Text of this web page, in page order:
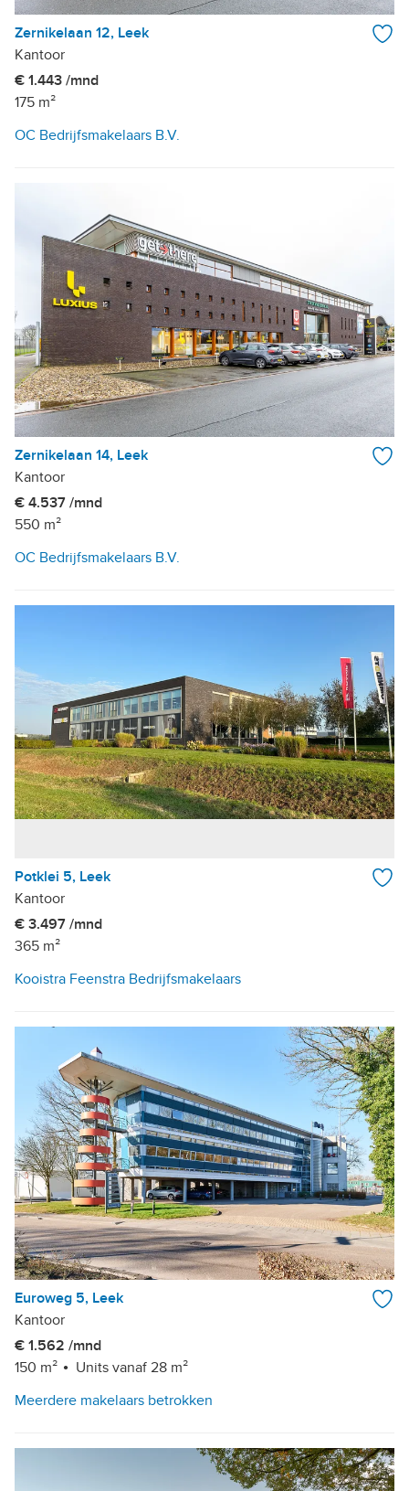
Zernikelaan 12, Leek
Kantoor
€ 1.443 /mnd
175 m²
OC Bedrijfsmakelaars B.V.
Zernikelaan 14, Leek
Kantoor
€ 4.537 /mnd
550 m²
OC Bedrijfsmakelaars B.V.
Potklei 5, Leek
Kantoor
€ 3.497 /mnd
365 m²
Kooistra Feenstra Bedrijfsmakelaars
Euroweg 5, Leek
Kantoor
€ 1.562 /mnd
150 m²
Units vanaf 28 m²
Meerdere makelaars betrokken